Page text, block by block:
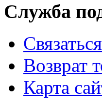
Служба
Возврат
Карта